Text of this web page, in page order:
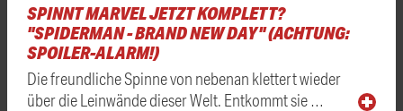
SPINNT MARVEL JETZT KOMPLETT?
"SPIDERMAN - BRAND NEW DAY" (ACHTUNG:
SPOILER-ALARM!)
Die freundliche Spinne von nebenan klettert wieder
über die Leinwände dieser Welt. Entkommt sie …